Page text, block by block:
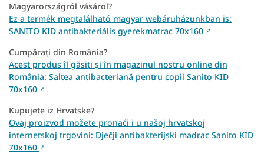
Magyarországról vásárol?
Ez a termék megtalálható magyar webáruházunkban is:
SANITO KID antibakteriális gyerekmatrac 70x160 ↗
Cumpărați din România?
Acest produs îl găsiți și în magazinul nostru online din
România: Saltea antibacteriană pentru copii Sanito KID
70x160 ↗
Kupujete iz Hrvatske?
Ovaj proizvod možete pronaći i u našoj hrvatskoj
internetskoj trgovini: Dječji antibakterijski madrac Sanito KID
70x160 ↗